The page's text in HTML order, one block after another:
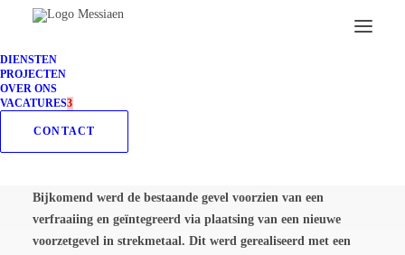
DIENSTEN
PROJECTEN
OVER ONS
VACATURES3
CONTACT
Antwerp Expo
ANTWERP EXPO
Uitbreiding, renovatie- en vernieuwbouwwerken aan het
Bijkomend werd de bestaande gevel voorzien van een
verfraaiing en geïntegreerd via plaatsing van een nieuwe
voorzetgevel in strekmetaal. Dit werd gerealiseerd met een